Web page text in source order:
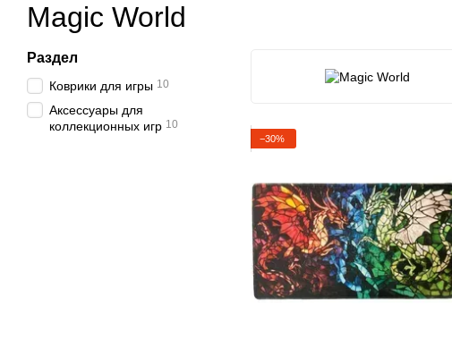
Magic World
−30%
Раздел
Коврики для игры 10
Аксессуары для
коллекционных игр 10